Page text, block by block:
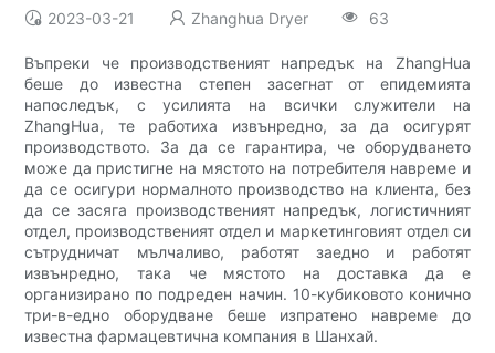
2023-03-21 Zhanghua Dryer 63
Въпреки че производственият напредък на ZhangHua
беше до известна степен засегнат от епидемията
напоследък, с усилията на всички служители на
ZhangHua, те работиха извънредно, за да осигурят
производството. За да се гарантира, че оборудването
може да пристигне на мястото на потребителя навреме и
да се осигури нормалното производство на клиента, без
да се засяга производственият напредък, логистичният
отдел, производственият отдел и маркетинговият отдел си
сътрудничат мълчаливо, работят заедно и работят
извънредно, така че мястото на доставка да е
организирано по подреден начин. 10-кубиковото конично
три-в-едно оборудване беше изпратено навреме до
известна фармацевтична компания в Шанхай.